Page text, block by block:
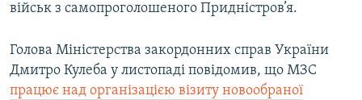
військ з самопроголошеного Придністров’я.
Голова Міністерства закордонних справ України
Дмитро Кулеба у листопаді повідомив, що МЗС
працює над організацією візиту новообраної